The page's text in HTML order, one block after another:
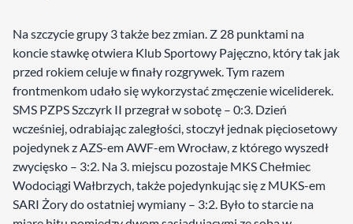
Na szczycie grupy 3 także bez zmian. Z 28 punktami na
koncie stawkę otwiera Klub Sportowy Pajęczno, który tak jak
przed rokiem celuje w finały rozgrywek. Tym razem
frontmenkom udało się wykorzystać zmęczenie wiceliderek.
SMS PZPS Szczyrk II przegrał w sobotę – 0:3. Dzień
wcześniej, odrabiając zaległości, stoczył jednak pięciosetowy
pojedynek z AZS-em AWF-em Wrocław, z którego wyszedł
zwycięsko – 3:2. Na 3. miejscu pozostaje MKS Chełmiec
Wodociągi Wałbrzych, także pojedynkując się z MUKS-em
SARI Żory do ostatniej wymiany – 3:2. Było to starcie na